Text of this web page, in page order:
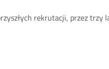
rekrutacji, przez trzy